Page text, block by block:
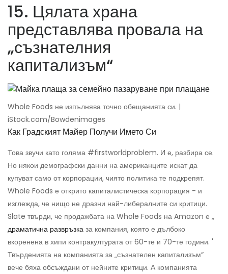
15. Цялата храна
представлява провала на
„съзнателния
капитализъм“
Whole Foods не изпълнява точно обещанията си. |
iStock.com/Bowdenimages
Как Градският Майер Получи Името Си
Това звучи като голяма #firstworldproblem. И е, разбира се.
Но някои демографски данни на американците искат да
купуват само от корпорации, чиято политика те подкрепят.
Whole Foods е открито капиталистическа корпорация - и
изглежда, че нищо не дразни най-либералните си критици.
Slate твърди, че продажбата на Whole Foods на Amazon е „
драматична развръзка за компания, която е дълбоко
вкоренена в хипи контракултурата от 60-те и 70-те години. '
Твърденията на компанията за „съзнателен капитализъм“
вече бяха обсъждани от нейните критици. А компанията